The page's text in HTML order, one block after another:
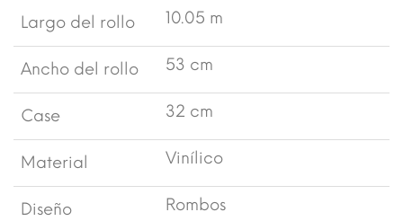
Largo del rollo 10.05 m
Ancho del rollo 53 cm
Case 32 cm
Material Vinílico
Diseño Rombos